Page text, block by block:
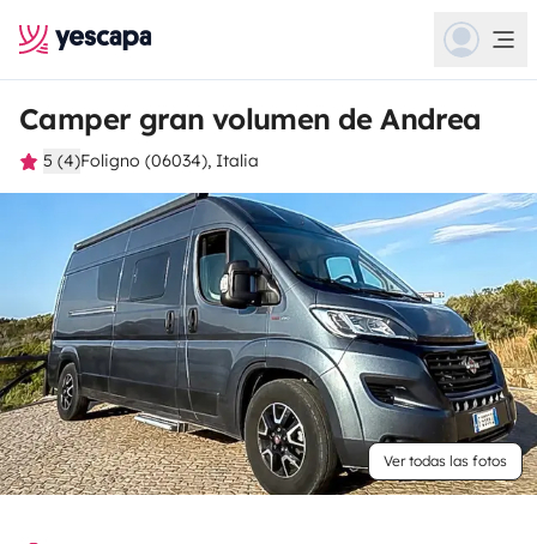
Camper gran volumen de Andrea
5 (4)Foligno (06034), Italia
Ver todas las fotos